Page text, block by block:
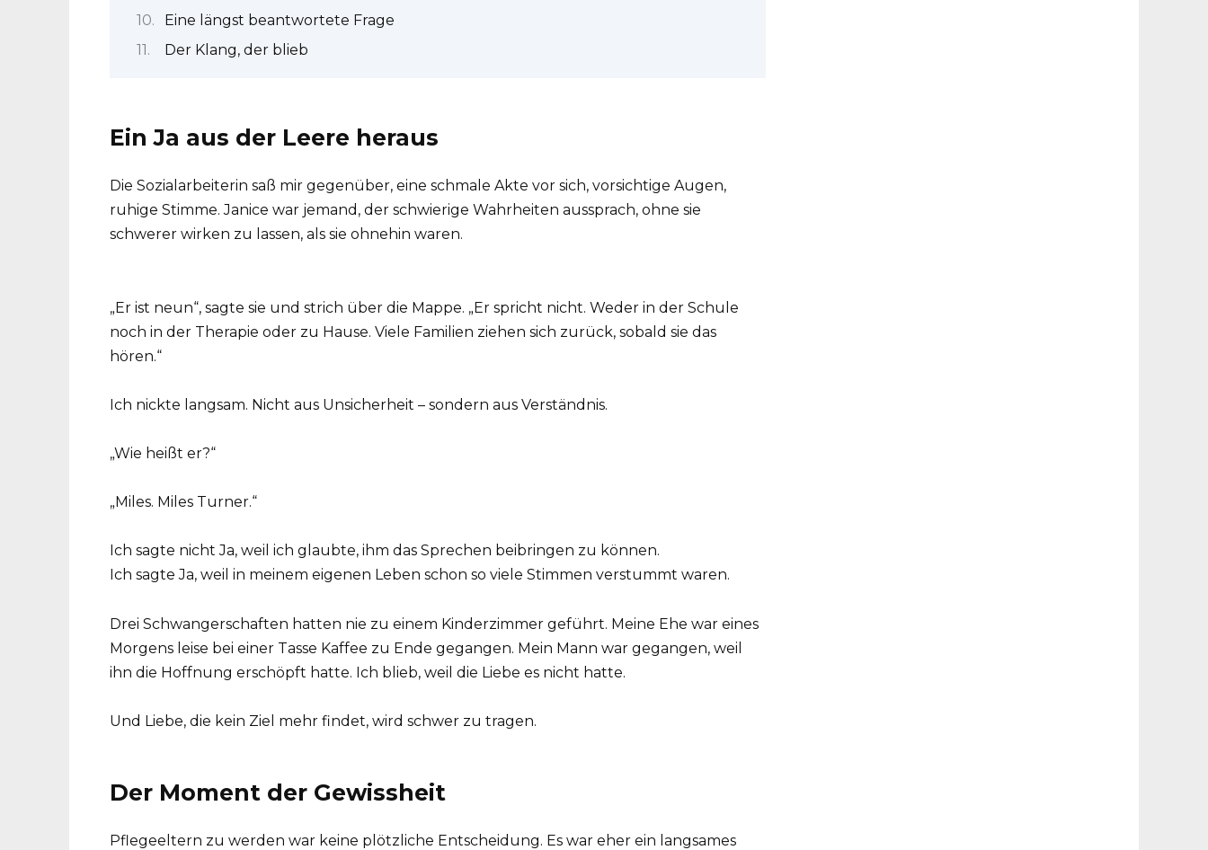
Eine längst beantwortete Frage
Der Klang, der blieb
Ein Ja aus der Leere heraus
Die Sozialarbeiterin saß mir gegenüber, eine schmale Akte vor sich, vorsichtige Augen,
ruhige Stimme. Janice war jemand, der schwierige Wahrheiten aussprach, ohne sie
schwerer wirken zu lassen, als sie ohnehin waren.
„Er ist neun“, sagte sie und strich über die Mappe. „Er spricht nicht. Weder in der Schule
noch in der Therapie oder zu Hause. Viele Familien ziehen sich zurück, sobald sie das
hören.“
Ich nickte langsam. Nicht aus Unsicherheit – sondern aus Verständnis.
„Wie heißt er?“
„Miles. Miles Turner.“
Ich sagte nicht Ja, weil ich glaubte, ihm das Sprechen beibringen zu können.
Ich sagte Ja, weil in meinem eigenen Leben schon so viele Stimmen verstummt waren.
Drei Schwangerschaften hatten nie zu einem Kinderzimmer geführt. Meine Ehe war eines
Morgens leise bei einer Tasse Kaffee zu Ende gegangen. Mein Mann war gegangen, weil
ihn die Hoffnung erschöpft hatte. Ich blieb, weil die Liebe es nicht hatte.
Und Liebe, die kein Ziel mehr findet, wird schwer zu tragen.
Der Moment der Gewissheit
Pflegeeltern zu werden war keine plötzliche Entscheidung. Es war eher ein langsames